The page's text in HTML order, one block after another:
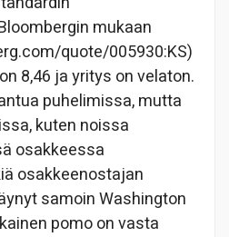
mukaan
quote/005930:KS)
8,46 ja yritys on velaton.
puhelimissa, mutta
kuten noissa
osakkeessa
osakkeenostajan
samoin Washington
pomo on vasta